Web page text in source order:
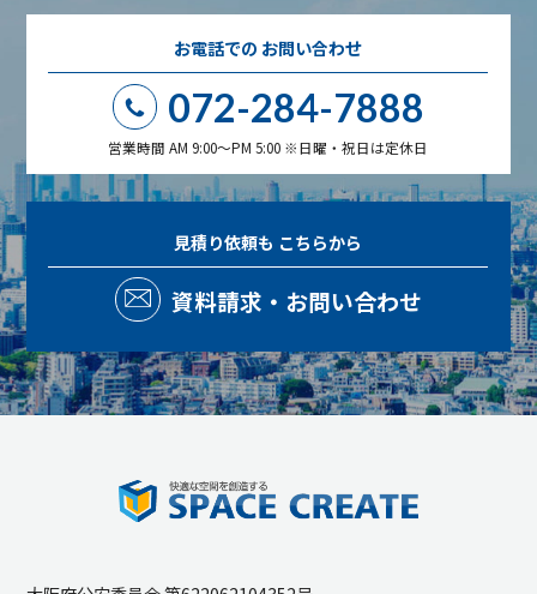
お電話での お問い合わせ
072-284-7888
営業時間 AM 9:00～PM 5:00 ※日曜・祝日は定休日
見積り依頼も こちらから
資料請求・お問い合わせ